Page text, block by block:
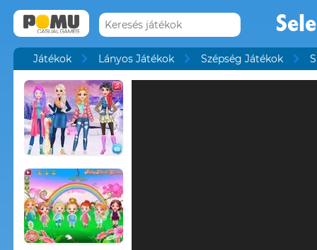
Játékok Lányos Játékok Szépség Játékok